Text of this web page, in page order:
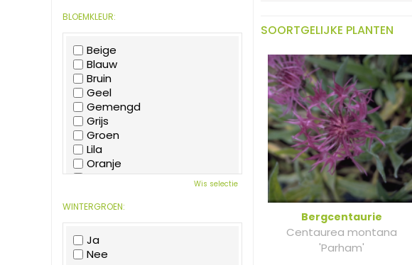
SOORTGELIJKE PLANTEN
Bergcentaurie
Centaurea montana
'Parham'
December
BLOEMKLEUR:
Beige
Blauw
Bruin
Geel
Gemengd
Grijs
Groen
Lila
Oranje
Paars
Roze
Wit
Zwart
Wis selectie
WINTERGROEN:
Ja
Nee